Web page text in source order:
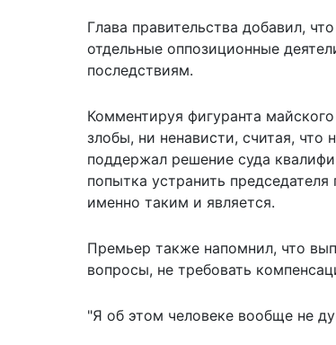
Глава правительства добавил,
отдельные оппозиционные
последствиям.
Комментируя фигуранта
злобы, ни ненависти, считая, что
поддержал решение суда
попытка устранить
именно таким и является.
Премьер также напомнил, что
вопросы, не требовать
"Я об этом человеке вообще не